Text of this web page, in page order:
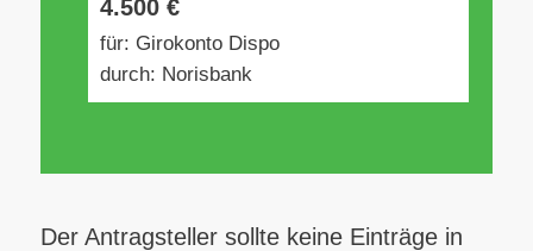
4.500 €
für: Girokonto Dispo
durch: Norisbank
Der Antragsteller sollte keine Einträge in